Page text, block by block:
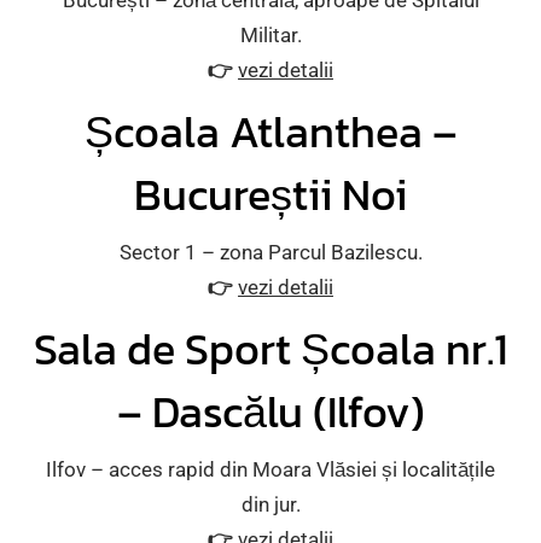
Militar.
👉 vezi detalii
Școala Atlanthea –
Bucureștii Noi
Sector 1 – zona Parcul Bazilescu.
👉 vezi detalii
Sala de Sport Școala nr.1
– Dascălu (Ilfov)
Ilfov – acces rapid din Moara Vlăsiei și localitățile
din jur.